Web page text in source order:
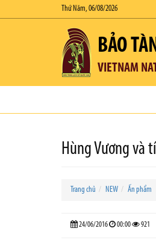
Thứ Năm, 06/08/2026
BẢO
VIETNAM
Hùng Vương và
Trang chủ NEW Ấn phẩm
24/06/2016 00:00 921